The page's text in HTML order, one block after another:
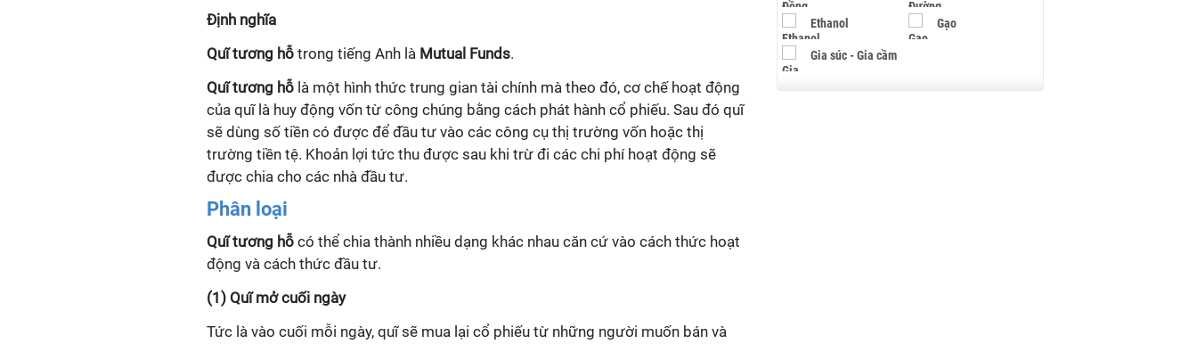
Định nghĩa
Quĩ tương hỗ trong tiếng Anh là Mutual Funds.
Quĩ tương hỗ là một hình thức trung gian tài chính mà theo đó, cơ chế hoạt động
của quĩ là huy động vốn từ công chúng bằng cách phát hành cổ phiếu. Sau đó quĩ
sẽ dùng số tiền có được để đầu tư vào các công cụ thị trường vốn hoặc thị
trường tiền tệ. Khoản lợi tức thu được sau khi trừ đi các chi phí hoạt động sẽ
được chia cho các nhà đầu tư.
Phân loại
Quĩ tương hỗ có thể chia thành nhiều dạng khác nhau căn cứ vào cách thức hoạt
động và cách thức đầu tư.
(1) Quĩ mở cuối ngày
Tức là vào cuối mỗi ngày, quĩ sẽ mua lại cổ phiếu từ những người muốn bán và
Ethanol Gạo
Gia súc - Gia cầm